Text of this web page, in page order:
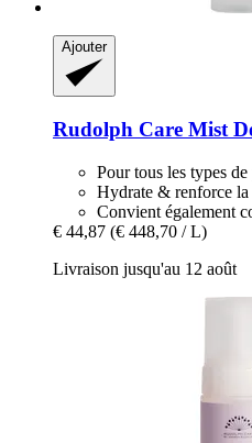
Ajouter
Rudolph Care Mist
Pour tous les types de
Hydrate & renforce la
Convient également
€ 44,87 (€ 448,70 / L)
Livraison jusqu'au 12 août